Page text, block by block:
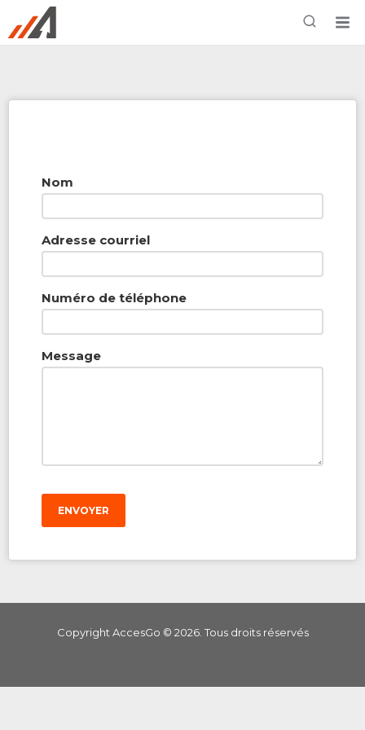
Rechercher à proximité - Entreprise / Rabais /
Services
Nom
Adresse courriel
Numéro de téléphone
Message
ENVOYER
Copyright AccesGo © 2026. Tous droits réservés